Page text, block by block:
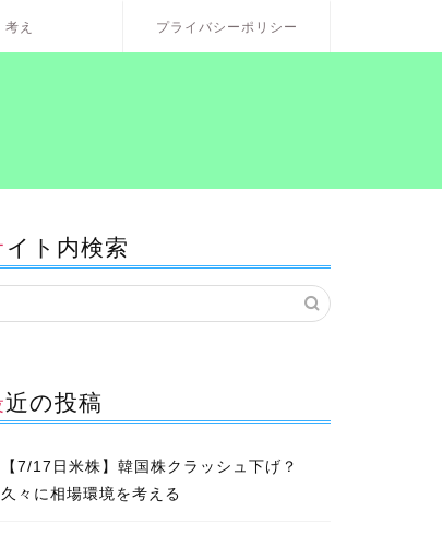
考え プライバシーポリシー
サイト内検索
最近の投稿
【7/17日米株】韓国株クラッシュ下げ？
久々に相場環境を考える